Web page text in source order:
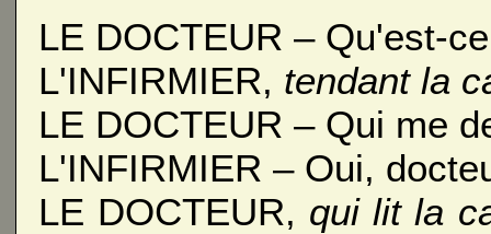
LE DOCTEUR – Qu'est-
L'INFIRMIER, tendant la
LE DOCTEUR – Qui me
L'INFIRMIER – Oui,
LE DOCTEUR, qui lit la